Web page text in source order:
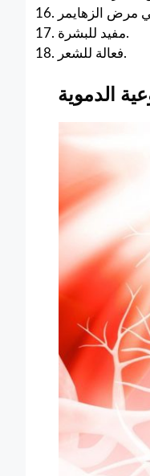
مفيد للبشرة.
فعالة للشعر.